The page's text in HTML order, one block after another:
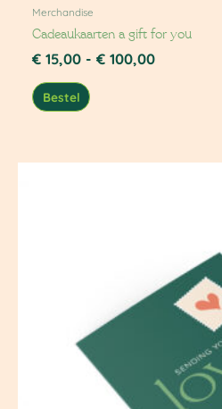
Merchandise
Cadeaukaarten a gift for you
€ 15,00 - € 100,00
Bestel